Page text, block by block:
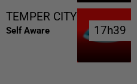
TEMPER CITY
Self Aware 17h39
17h39